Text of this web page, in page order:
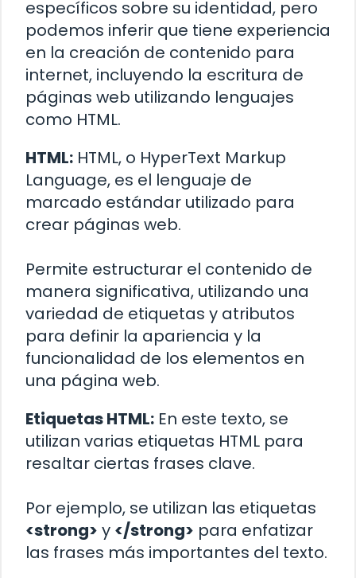
específicos sobre su identidad, pero
podemos inferir que tiene experiencia
en la creación de contenido para
internet, incluyendo la escritura de
páginas web utilizando lenguajes
como HTML.
HTML: HTML, o HyperText Markup
Language, es el lenguaje de
marcado estándar utilizado para
crear páginas web.
Permite estructurar el contenido de
manera significativa, utilizando una
variedad de etiquetas y atributos
para definir la apariencia y la
funcionalidad de los elementos en
una página web.
Etiquetas HTML: En este texto, se
utilizan varias etiquetas HTML para
resaltar ciertas frases clave.
Por ejemplo, se utilizan las etiquetas
<strong> y </strong> para enfatizar
las frases más importantes del texto.